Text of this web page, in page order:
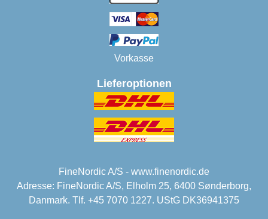
Vorkasse
Lieferoptionen
FineNordic A/S - www.finenordic.de
Adresse: FineNordic A/S, Elholm 25, 6400 Sønderborg,
Danmark. Tlf. +45 7070 1227. UStG DK36941375